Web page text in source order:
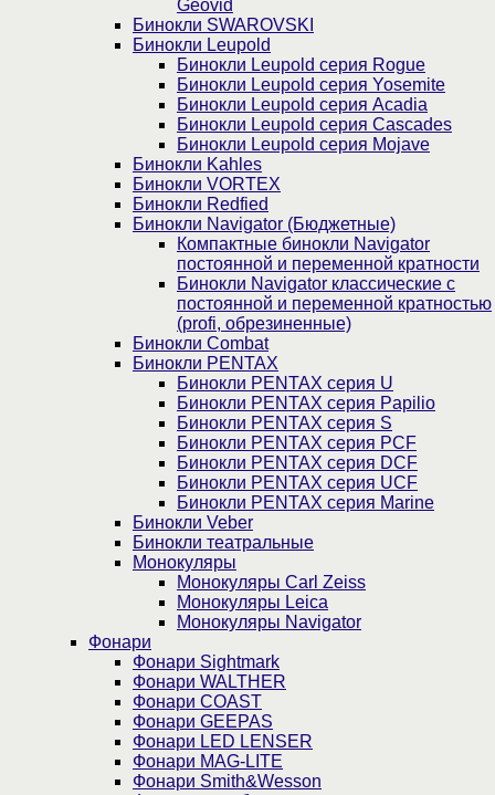
Geovid
Бинокли SWAROVSKI
Бинокли Leupold
Бинокли Leupold серия Rogue
Бинокли Leupold серия Yosemite
Бинокли Leupold серия Acadia
Бинокли Leupold серия Cascades
Бинокли Leupold серия Mojave
Бинокли Kahles
Бинокли VORTEX
Бинокли Redfied
Бинокли Navigator (Бюджетные)
Компактные бинокли Navigator
постоянной и переменной кратности
Бинокли Navigator классические с
постоянной и переменной кратностью
(profi, обрезиненные)
Бинокли Combat
Бинокли PENTAX
Бинокли PENTAX серия U
Бинокли PENTAX серия Papilio
Бинокли PENTAX серия S
Бинокли PENTAX серия PCF
Бинокли PENTAX серия DCF
Бинокли PENTAX серия UCF
Бинокли PENTAX серия Marine
Бинокли Veber
Бинокли театральные
Монокуляры
Монокуляры Carl Zeiss
Монокуляры Leica
Монокуляры Navigator
Фонари
Фонари Sightmark
Фонари WALTHER
Фонари COAST
Фонари GEEPAS
Фонари LED LENSER
Фонари MAG-LITE
Фонари Smith&Wesson